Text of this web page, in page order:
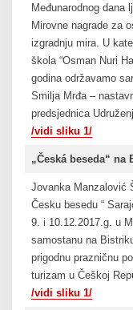
Međunarodnog dana
Mirovne nagrade za
izgradnju mira. U
škola “Osman Nuri
godina održavamo
Smilja Mrđa –
predsjednica
/vidi sliku 1/
„Česká beseda“ na
Jovanka Manzalović
Česku besedu “
9. i 10.12.2017.g. u
samostanu na
prigodnu prazničnu
turizam u Češkoj
/vidi sliku 1/